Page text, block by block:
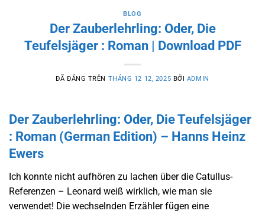
BLOG
Der Zauberlehrling: Oder, Die
Teufelsjäger : Roman | Download PDF
ĐÃ ĐĂNG TRÊN THÁNG 12 12, 2025 BỞI ADMIN
Der Zauberlehrling: Oder, Die Teufelsjäger
: Roman (German Edition) – Hanns Heinz
Ewers
Ich konnte nicht aufhören zu lachen über die Catullus-
Referenzen – Leonard weiß wirklich, wie man sie
verwendet! Die wechselnden Erzähler fügen eine